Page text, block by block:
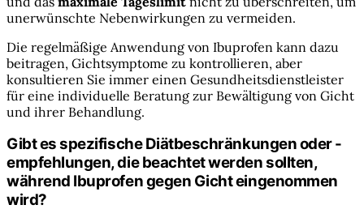
unerwünschte Nebenwirkungen zu vermeiden.
Die regelmäßige Anwendung von Ibuprofen kann dazu
beitragen, Gichtsymptome zu kontrollieren, aber
konsultieren Sie immer einen Gesundheitsdienstleister
für eine individuelle Beratung zur Bewältigung von Gicht
und ihrer Behandlung.
Gibt es spezifische Diätbeschränkungen oder -
empfehlungen, die beachtet werden sollten,
während Ibuprofen gegen Gicht eingenommen
wird?